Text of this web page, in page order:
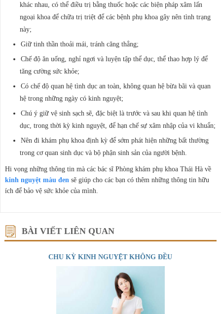
khác nhau, có thể điều trị bằng thuốc hoặc các biện pháp xâm lấn
ngoại khoa để chữa trị triệt để các bệnh phụ khoa gây nên tình trạng
này;
Giữ tinh thần thoải mái, tránh căng thẳng;
Chế độ ăn uống, nghỉ ngơi và luyện tập thể dục, thể thao hợp lý để
tăng cường sức khỏe;
Có chế độ quan hệ tình dục an toàn, không quan hệ bừa bãi và quan
hệ trong những ngày có kinh nguyệt;
Chú ý giữ vệ sinh sạch sẽ, đặc biệt là trước và sau khi quan hệ tình
dục, trong thời kỳ kinh nguyệt, để hạn chế sự xâm nhập của vi khuẩn;
Nên đi khám phụ khoa định kỳ để sớm phát hiện những bất thường
trong cơ quan sinh dục và bộ phận sinh sản của người bệnh.
Hi vọng những thông tin mà các bác sĩ Phòng khám phụ khoa Thái Hà về
kinh nguyệt màu đen sẽ giúp cho các bạn có thêm những thông tin hữu
ích để bảo vệ sức khỏe của mình.
BÀI VIẾT LIÊN QUAN
CHU KỲ KINH NGUYỆT KHÔNG ĐỀU